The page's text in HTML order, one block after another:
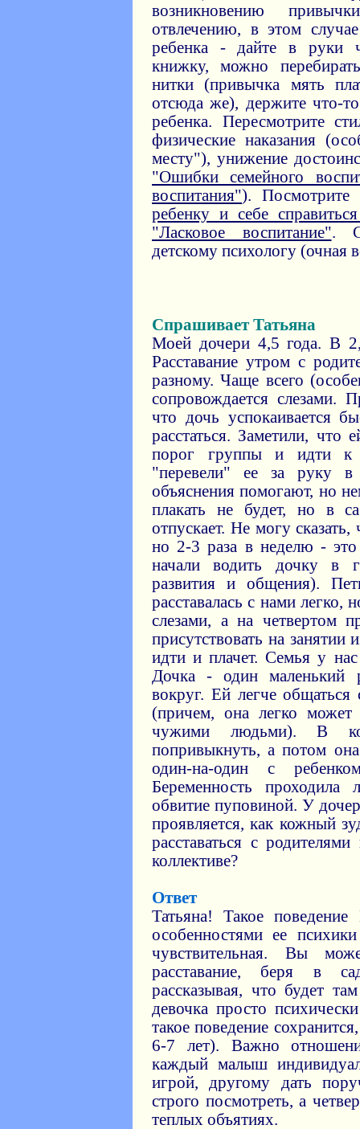
возникновению
отвлечению, в этом
ребенка - дайте в руки
книжку, можно
нитки (привычка мять
отсюда же), держите что-
ребенка. Пересмотрите
физические наказания
месту"), унижение
"Ошибки семейного
воспитания").
ребенку и себе
"Ласковое воспитание".
детскому психологу (очная
Спрашивает Татьяна
Моей дочери 4,5 года. В
Расставание утром с
разному. Чаще всего
сопровождается слезами.
что дочь успокаивается
расстаться. Заметили, что
порог группы и идти
"перевели" ее за руку
объяснения помогают, но
плакать не будет, но в
отпускает. Не могу
но 2-3 раза в неделю -
начали водить дочку в
развития и общения).
расставалась с нами легко,
слезами, а на четвертом
присутствовать на занятии
идти и плачет. Семья у
Дочка - один маленький
вокруг. Ей легче
(причем, она легко может
чужими людьми). В
попривыкнуть, а потом
один-на-один с
Беременность
обвитие пуповиной. У
проявляется, как кожный
расставаться с
коллективе?
Ответ
Татьяна! Такое
особенностями ее
чувствительная. Вы
расставание, беря в
рассказывая, что будет
девочка просто
такое поведение
6-7 лет). Важно
каждый малыш
игрой, другому дать
строго посмотреть, а
теплых объятиях.